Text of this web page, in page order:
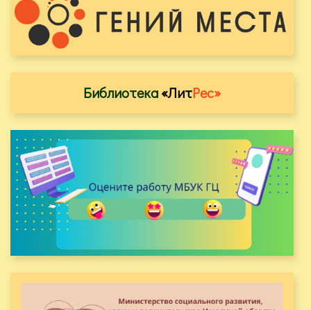
Библиотека«ЛитРес»